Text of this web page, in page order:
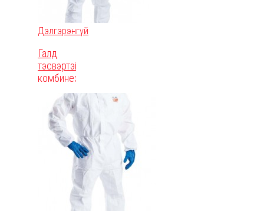
Дэлгэрэнгүй
Галд
тэсвэртэй
комбинезон
ULTITEC
1000FR